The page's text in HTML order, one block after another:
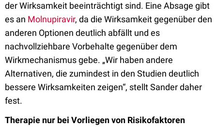
der Wirksamkeit beeinträchtigt sind. Eine Absage gibt
es an Molnupiravir, da die Wirksamkeit gegenüber den
anderen Optionen deutlich abfällt und es
nachvollziehbare Vorbehalte gegenüber dem
Wirkmechanismus gebe. „Wir haben andere
Alternativen, die zumindest in den Studien deutlich
bessere Wirksamkeiten zeigen“, stellt Sander daher
fest.
Therapie nur bei Vorliegen von Risikofaktoren